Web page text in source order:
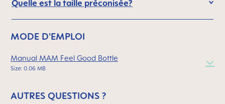
Quelle est la taille préconisée?
MODE D'EMPLOI
Manual MAM Feel Good Bottle
Size: 0.06 MB
AUTRES QUESTIONS ?